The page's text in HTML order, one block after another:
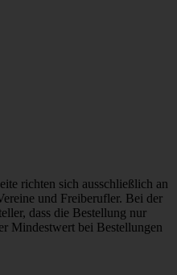
richten sich ausschließlich an
und Freiberufler. Bei der
dass die Bestellung nur
Mindestwert bei Bestellungen